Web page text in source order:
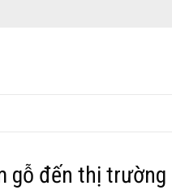
gỗ đến thị trường